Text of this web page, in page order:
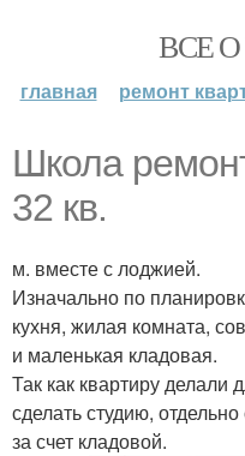
ВСЕ
главная ремонт
Школа
32 кв.
м. вместе с лоджией.
Изначально по
кухня, жилая комната,
и маленькая кладовая.
Так как квартиру делали
сделать студию,
за счет кладовой.